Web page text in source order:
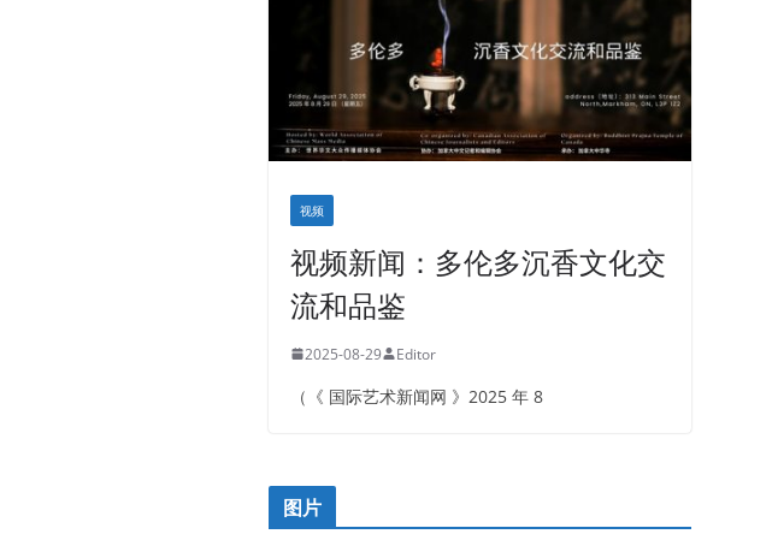
视频
视频新闻：多伦多沉香文化交
流和品鉴
2025-08-29 Editor
（《 国际艺术新闻网 》2025 年 8
图片